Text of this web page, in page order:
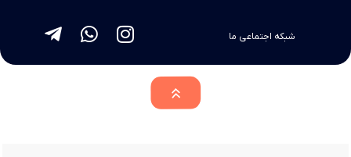
شبکه اجتماعی ما